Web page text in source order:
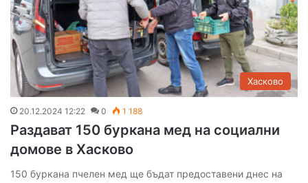
Хасково
20.12.2024 12:22 0 1 188
Раздават 150 буркана мед на социални
домове в Хасково
150 буркана пчелен мед ще бъдат предоставени днес на